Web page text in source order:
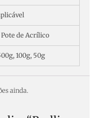
Pote de Acrílico
100g, 50g
ainda.